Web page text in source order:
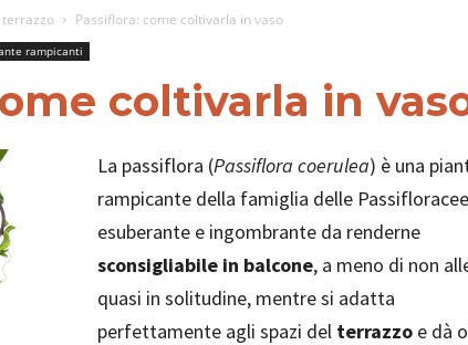
terrazzo Passiflora: come coltivarla in vaso
rampicanti
coltivarla in
La passiflora (Passiflora coerulea) è una
rampicante della famiglia delle
esuberante e ingombrante da renderne
sconsigliabile in balcone, a meno di non
quasi in solitudine, mentre si adatta
perfettamente agli spazi del terrazzo e dà